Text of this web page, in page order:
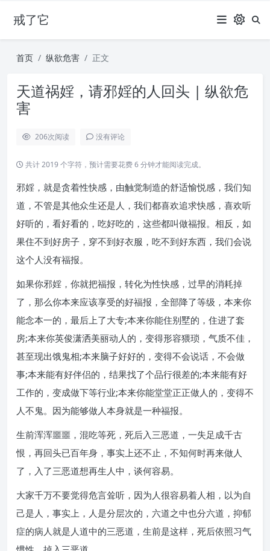
戒了它
首页 纵欲危害 正文
天道祸婬，请邪婬的人回头 | 纵欲危
害
206次阅读 没有评论
共计 2019 个字符，预计需要花费 6 分钟才能阅读完成。
邪婬，就是贪着性快感，由触觉制造的舒适愉悦感，我们知
道，不管是其他众生还是人，我们都喜欢追求快感，喜欢听
好听的，看好看的，吃好吃的，这些都叫做福报。相反，如
果住不到好房子，穿不到好衣服，吃不到好东西，我们会说
这个人没有福报。
如果你邪婬，你就把福报，转化为性快感，过早的消耗掉
了，那么你本来应该享受的好福报，全部降了等级，本来你
能念本一的，最后上了大专;本来你能住别墅的，住进了套
房;本来你英俊潇洒美丽动人的，变得形容猥琐，气质不佳，
甚至现出饿鬼相;本来脑子好好的，变得不会说话，不会做
事;本来能有好伴侣的，结果找了个品行很差的;本来能有好
工作的，变成做下等行业;本来你能堂堂正正做人的，变得不
人不鬼。因为能够做人本身就是一种福报。
生前浑浑噩噩，混吃等死，死后入三恶道，一失足成千古
恨，再回头已百年身，事实上还不止，不知何时再来做人
了，入了三恶道想再生人中，谈何容易。
大家千万不要觉得危言耸听，因为人很容易着人相，以为自
己是人，事实上，人是分层次的，六道之中也分六道，抑郁
症的病人就是人道中的三恶道，生前是这样，死后依照习气